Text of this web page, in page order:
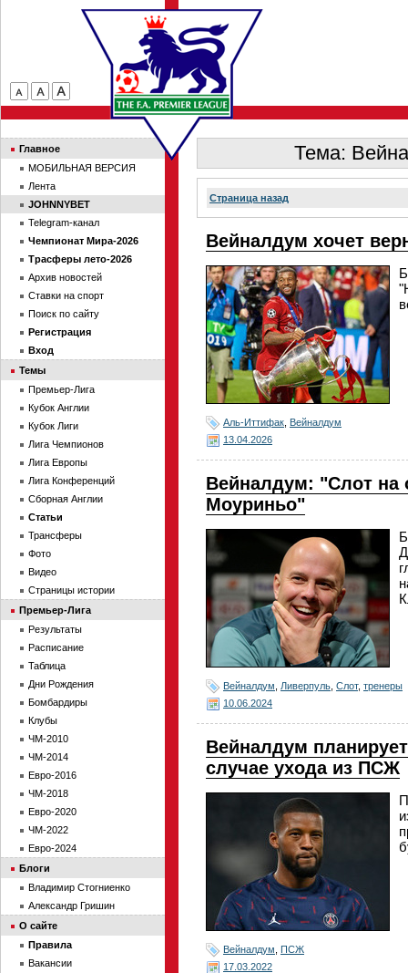
Тема:
Страница назад
Вейналдум хочет
Аль-Иттифак Вейналдум
13.04.2026
Вейналдум: "Слот на
Моуриньо"
Вейналдум Ливерпуль Слот, тренеры
10.06.2024
Вейналдум
случае ухода из ПСЖ
Вейналдум ПСЖ
17.03.2022
Главное
МОБИЛЬНАЯ ВЕРСИЯ
Лента
JOHNNYBET
Telegram-канал
Чемпионат Мира-2026
Трасферы лето-2026
Архив новостей
Ставки на спорт
Поиск по сайту
Регистрация
Вход
Темы
Премьер-Лига
Кубок Англии
Кубок Лиги
Лига Чемпионов
Лига Европы
Лига Конференций
Сборная Англии
Статьи
Трансферы
Фото
Видео
Страницы истории
Премьер-Лига
Результаты
Расписание
Таблица
Дни Рождения
Бомбардиры
Клубы
ЧМ-2010
ЧМ-2014
Евро-2016
ЧМ-2018
Евро-2020
ЧМ-2022
Евро-2024
Блоги
Владимир Стогниенко
Александр Гришин
О сайте
Правила
Вакансии